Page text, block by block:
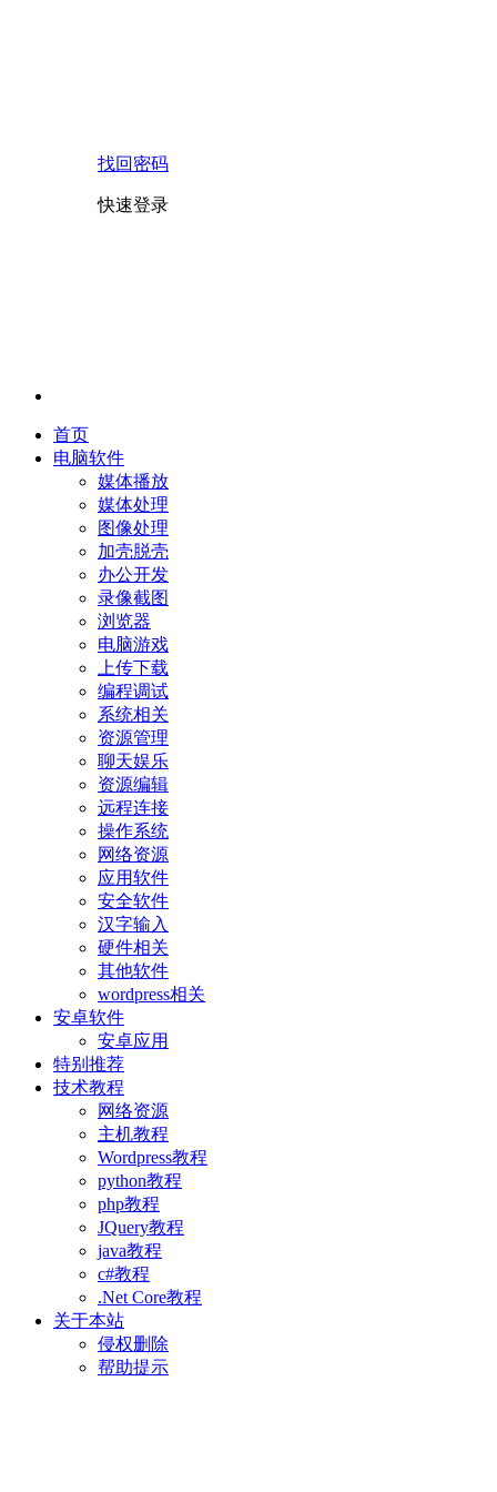
找回密码
快速登录
首页
电脑软件
媒体播放
媒体处理
图像处理
加壳脱壳
办公开发
录像截图
浏览器
电脑游戏
上传下载
编程调试
系统相关
资源管理
聊天娱乐
资源编辑
远程连接
操作系统
网络资源
应用软件
安全软件
汉字输入
硬件相关
其他软件
wordpress相关
安卓软件
安卓应用
特别推荐
技术教程
网络资源
主机教程
Wordpress教程
python教程
php教程
JQuery教程
java教程
c#教程
.Net Core教程
关于本站
侵权删除
帮助提示